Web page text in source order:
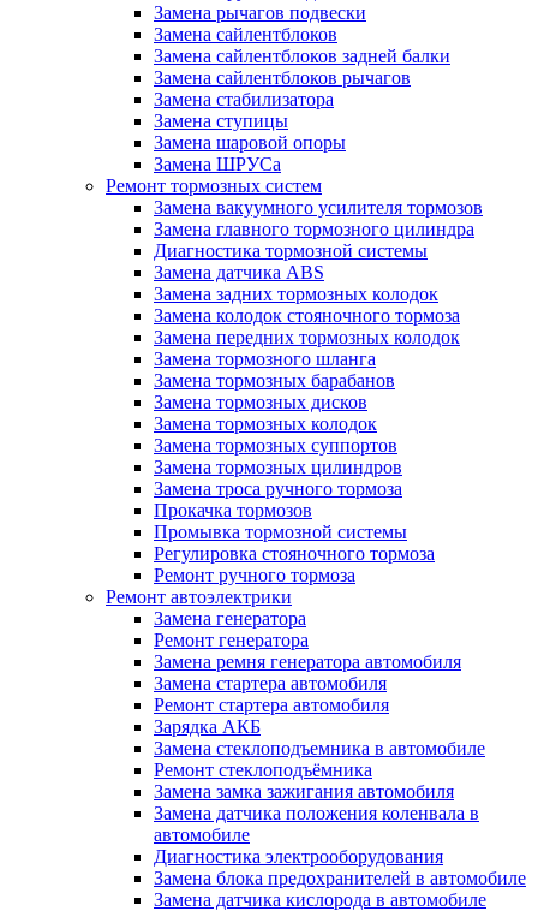
Замена рычагов подвески
Замена сайлентблоков
Замена сайлентблоков задней балки
Замена сайлентблоков рычагов
Замена стабилизатора
Замена ступицы
Замена шаровой опоры
Замена ШРУСа
Ремонт тормозных систем
Замена вакуумного усилителя тормозов
Замена главного тормозного цилиндра
Диагностика тормозной системы
Замена датчика ABS
Замена задних тормозных колодок
Замена колодок стояночного тормоза
Замена передних тормозных колодок
Замена тормозного шланга
Замена тормозных барабанов
Замена тормозных дисков
Замена тормозных колодок
Замена тормозных суппортов
Замена тормозных цилиндров
Замена троса ручного тормоза
Прокачка тормозов
Промывка тормозной системы
Регулировка стояночного тормоза
Ремонт ручного тормоза
Ремонт автоэлектрики
Замена генератора
Ремонт генератора
Замена ремня генератора автомобиля
Замена стартера автомобиля
Ремонт стартера автомобиля
Зарядка АКБ
Замена стеклоподъемника в автомобиле
Ремонт стеклоподъёмника
Замена замка зажигания автомобиля
Замена датчика положения коленвала в
автомобиле
Диагностика электрооборудования
Замена блока предохранителей в автомобиле
Замена датчика кислорода в автомобиле